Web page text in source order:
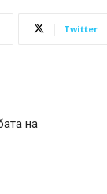
Twitter
на